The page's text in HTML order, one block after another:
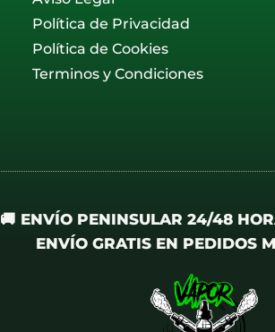
Política de Privacidad
Política de Cookies
Terminos y Condiciones
🚚 ENVÍO PENINSULAR 24/48
ENVÍO GRATIS EN PEDIDOS